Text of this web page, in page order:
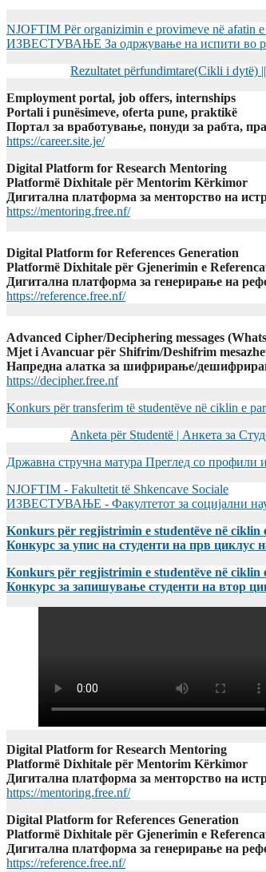
NJOFTIM Për organizimin e provimeve në afatin
ИЗВЕСТУВАЊЕ За одржување на испити во
Rezultatet përfundimtare(Cikli i dytë)
Employment portal, job offers, internships
Portali i punësimeve, oferta pune, praktikë
Портал за вработување, понуди за рабта,
https://career.site.je/
Digital Platform for Research Mentoring
Platformë Dixhitale për Mentorim Kërkimor
Дигитална платформа за менторство на
https://mentoring.free.nf/
Digital Platform for References Generation
Platformë Dixhitale për Gjenerimin e
Дигитална платформа за генерирање на
https://reference.free.nf/
Advanced Cipher/Deciphering messages
Mjet i Avancuar për Shifrim/Deshifrim
Напредна алатка за шифрирање/
https://decipher.free.nf
Konkurs për transferim të studentëve në ciklin e
Anketa për Studentë | Анкета за
Државна стручна матура Преглед со профили
NJOFTIM - Fakultetit të Shkencave Sociale
ИЗВЕСТУВАЊЕ - Факултетот за социјални
Konkurs për regjistrimin e studentëve në ciklin
Конкурс за упис на студенти на прв циклус
Konkurs për regjistrimin e studentëve në ciklin
Конкурс за запишување студенти на втор
Digital Platform for Research Mentoring
Platformë Dixhitale për Mentorim Kërkimor
Дигитална платформа за менторство на
https://mentoring.free.nf/
Digital Platform for References Generation
Platformë Dixhitale për Gjenerimin e
Дигитална платформа за генерирање на
https://reference.free.nf/